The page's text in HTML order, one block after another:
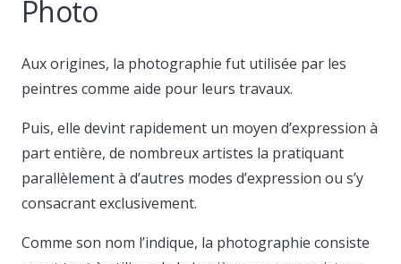
Photo
Aux origines, la photographie fut utilisée par les
peintres comme aide pour leurs travaux.
Puis, elle devint rapidement un moyen d’expression à
part entière, de nombreux artistes la pratiquant
parallèlement à d’autres modes d’expression ou s’y
consacrant exclusivement.
Comme son nom l’indique, la photographie consiste